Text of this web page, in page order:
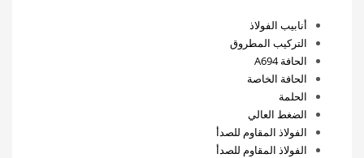
أنابيب الفولاذ
التركيب المطروق
الحافة A694
الحافة الخاصة
الحلمة
الضغط العالي
الفولاذ المقاوم للصدأ
الفولاذ المقاوم للصدأ